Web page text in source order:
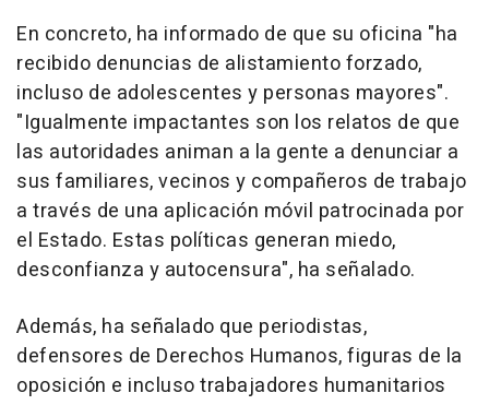
En concreto, ha informado de que su oficina "ha
recibido denuncias de alistamiento forzado,
incluso de adolescentes y personas mayores".
"Igualmente impactantes son los relatos de que
las autoridades animan a la gente a denunciar a
sus familiares, vecinos y compañeros de trabajo
a través de una aplicación móvil patrocinada por
el Estado. Estas políticas generan miedo,
desconfianza y autocensura", ha señalado.
Además, ha señalado que periodistas,
defensores de Derechos Humanos, figuras de la
oposición e incluso trabajadores humanitarios